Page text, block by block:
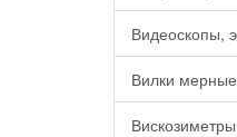
Видеоскопы,
Вилки
Вискозиметры